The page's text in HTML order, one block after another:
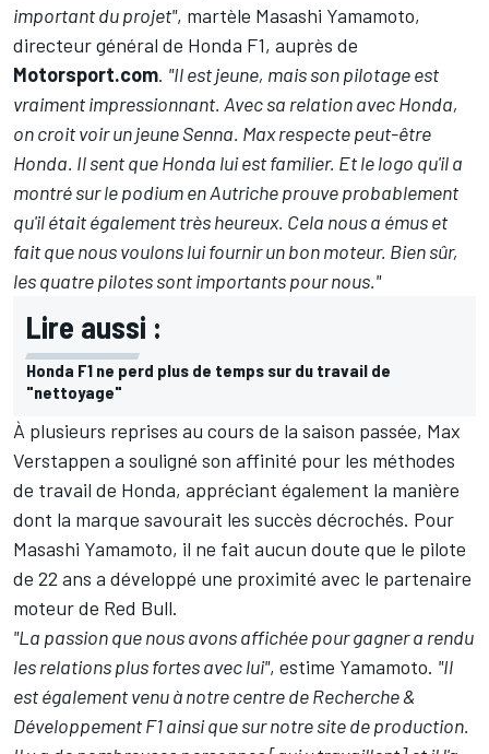
important du projet", martèle Masashi Yamamoto,
directeur général de Honda F1, auprès de
Motorsport.com. "Il est jeune, mais son pilotage est
vraiment impressionnant. Avec sa relation avec Honda,
on croit voir un jeune Senna. Max respecte peut-être
Honda. Il sent que Honda lui est familier. Et le logo qu'il a
montré sur le podium en Autriche prouve probablement
qu'il était également très heureux. Cela nous a émus et
fait que nous voulons lui fournir un bon moteur. Bien sûr,
les quatre pilotes sont importants pour nous."
Lire aussi :
Honda F1 ne perd plus de temps sur du travail de
"nettoyage"
À plusieurs reprises au cours de la saison passée, Max
Verstappen a souligné son affinité pour les méthodes
de travail de Honda, appréciant également la manière
dont la marque savourait les succès décrochés. Pour
Masashi Yamamoto, il ne fait aucun doute que le pilote
de 22 ans a développé une proximité avec le partenaire
moteur de Red Bull.
"La passion que nous avons affichée pour gagner a rendu
les relations plus fortes avec lui", estime Yamamoto. "Il
est également venu à notre centre de Recherche &
Développement F1 ainsi que sur notre site de production.